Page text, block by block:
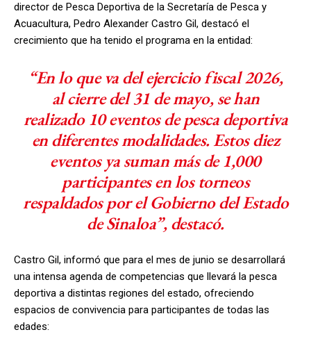
director de Pesca Deportiva de la Secretaría de Pesca y
Acuacultura, Pedro Alexander Castro Gil, destacó el
crecimiento que ha tenido el programa en la entidad:
“En lo que va del ejercicio fiscal 2026,
al cierre del 31 de mayo, se han
realizado 10 eventos de pesca deportiva
en diferentes modalidades. Estos diez
eventos ya suman más de 1,000
participantes en los torneos
respaldados por el Gobierno del Estado
de Sinaloa”, destacó.
Castro Gil, informó que para el mes de junio se desarrollará
una intensa agenda de competencias que llevará la pesca
deportiva a distintas regiones del estado, ofreciendo
espacios de convivencia para participantes de todas las
edades: